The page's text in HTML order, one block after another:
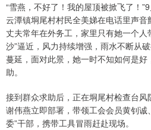
“雪燕，不好了！我的屋顶被掀飞了！
云潭镇垌尾村村民全美娣在电话里声
丈夫常年在外务工，家里只有她一个人
沙”逼近，风力持续增强，雨水不断从
蔓延，面对此景，她一时不知如何是
助。
接到群众求助后，正在垌尾村检查台
谢伟燕立即部署，带领工会会员黄钊诚
委”干部，携带工具冒雨赶赴现场。